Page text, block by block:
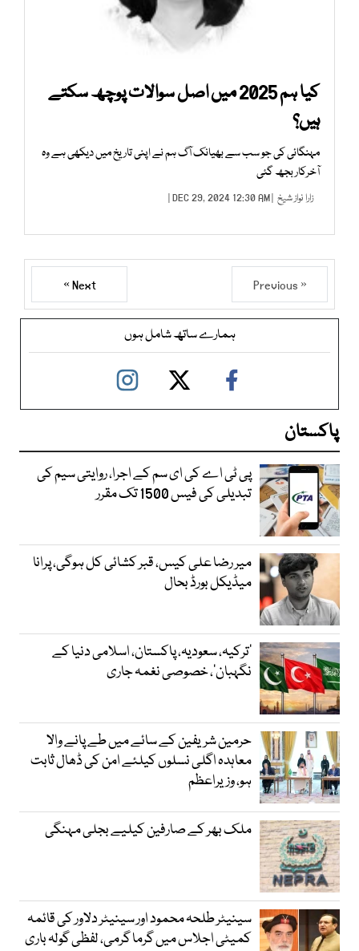
کیا ہم 2025 میں اصل سوالات پوچھ سکتے
ہیں؟
مہنگائی کی جو سب سے بھیانک آگ ہم نے اپنی تاریخ میں دیکھی ہے وہ
آخرکار بجھ گئی
زارا نواز شیخ | DEC 29, 2024 12:30 AM |
« Previous
Next »
ہمارے ساتھ شامل ہوں
پاکستان
پی ٹی اے کی ای سم کے اجرا، روایتی سیم کی
تبدیلی کی فیس 1500 تک مقرر
میر رضا علی کیس، قبر کشائی کل ہوگی، پرانا
میڈیکل بورڈ بحال
‘ترکیہ، سعودیہ، پاکستان، اسلامی دنیا کے
نگہبان’، خصوصی نغمہ جاری
حرمین شریفین کے سائے میں طے پانے والا
معاہدہ اگلی نسلوں کیلئے امن کی ڈھال ثابت
ہو، وزیراعظم
ملک بھر کے صارفین کیلیے بجلی مہنگی
سینیٹر طلحہ محمود اور سینیٹر دلاور کی قائمہ
کمیٹی اجلاس میں گرما گرمی، لفظی گولہ باری